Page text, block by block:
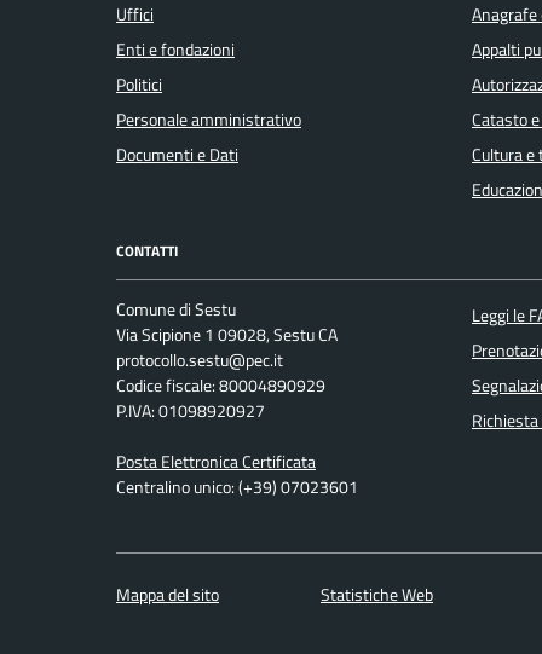
Uffici
Enti e fondazioni
Politici
Personale amministrativo
Documenti e Dati
Appalti
Catasto
Cultura e
CONTATTI
Comune di Sestu
Via Scipione 1 09028, Sestu CA
protocollo.sestu@pec.it
Codice fiscale: 80004890929
P.IVA: 01098920927
Posta Elettronica Certificata
Centralino unico: (+39) 07023601
Leggi le
Mappa del sito Statistiche Web